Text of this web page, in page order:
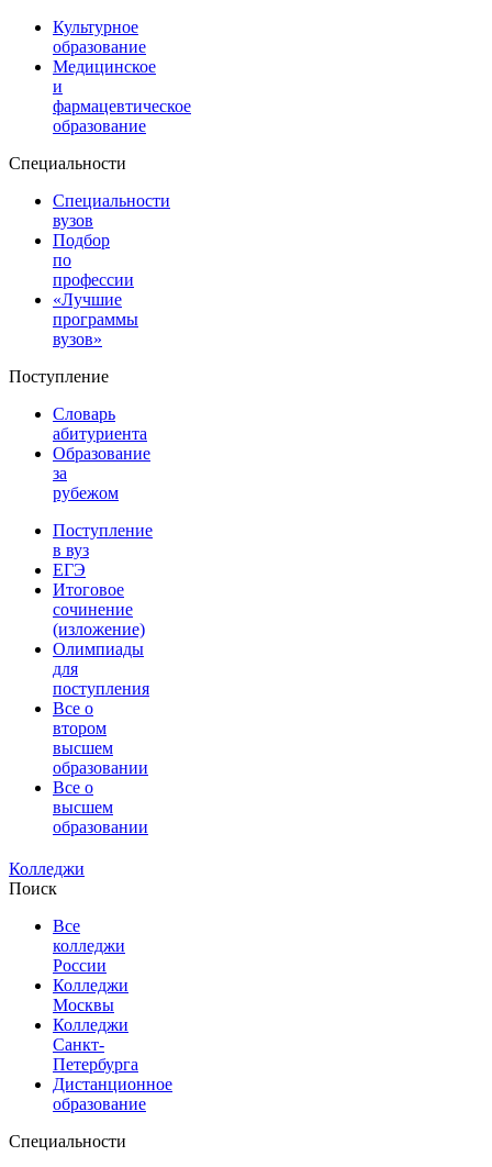
Культурное
образование
Медицинское
и
фармацевтическое
образование
Специальности
Специальности
вузов
Подбор
по
профессии
«Лучшие
программы
вузов»
Поступление
Словарь
абитуриента
Образование
за
рубежом
Поступление
в вуз
ЕГЭ
Итоговое
сочинение
(изложение)
Олимпиады
для
поступления
Все о
втором
высшем
образовании
Все о
высшем
образовании
Колледжи
Поиск
Все
колледжи
России
Колледжи
Москвы
Колледжи
Санкт-
Петербурга
Дистанционное
образование
Специальности